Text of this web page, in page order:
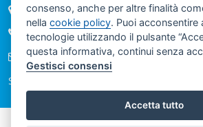
Via Guglielmo Oberdan 32 O R -
(+39) 010 4040435
info@sommerimmobiliarenervi.it
Seguici sui nostri social
consenso, anche per altre finalità
nellacookie policy. Puoi acconsentire
tecnologie utilizzando il pulsante
questa informativa, continui senza
Gestisci consensi
Accetta tutto